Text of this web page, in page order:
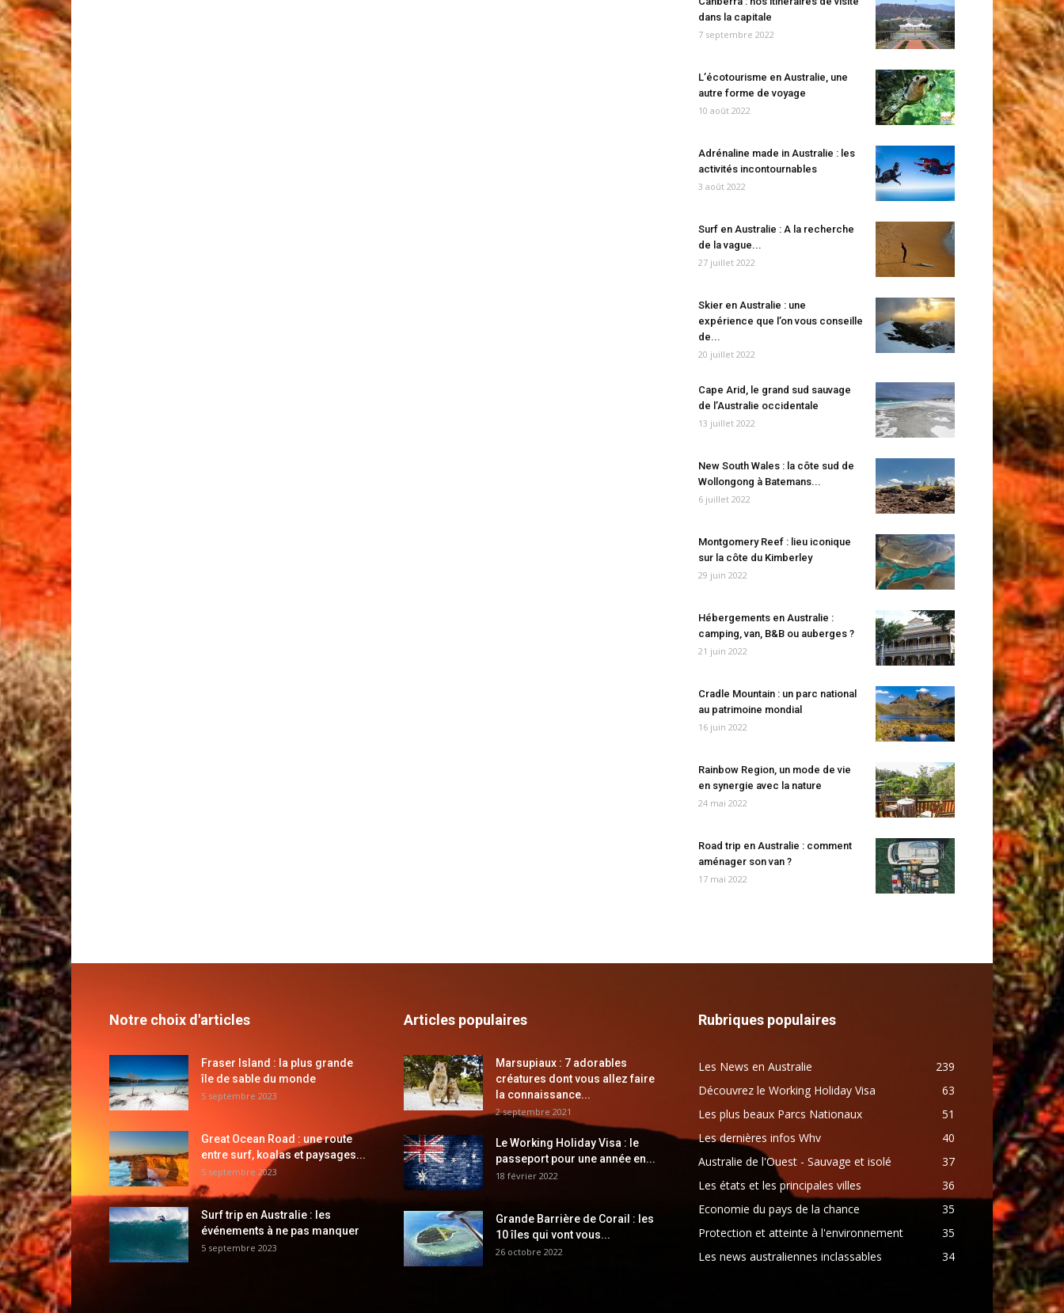
dans la capitale
7 septembre 2022
L’écotourisme en Australie, une
autre forme de voyage
10 août 2022
Adrénaline made in Australie : les
activités incontournables
3 août 2022
Surf en Australie : A la recherche
de la vague...
27 juillet 2022
Skier en Australie : une
expérience que l’on vous conseille
de...
20 juillet 2022
Cape Arid, le grand sud sauvage
de l’Australie occidentale
13 juillet 2022
New South Wales : la côte sud de
Wollongong à Batemans...
6 juillet 2022
Montgomery Reef : lieu iconique
sur la côte du Kimberley
29 juin 2022
Hébergements en Australie :
camping, van, B&B ou auberges ?
21 juin 2022
Cradle Mountain : un parc national
au patrimoine mondial
16 juin 2022
Rainbow Region, un mode de vie
en synergie avec la nature
24 mai 2022
Road trip en Australie : comment
aménager son van ?
17 mai 2022
Notre choix d'articles
Fraser Island : la plus grande
île de sable du monde
5 septembre 2023
Great Ocean Road : une route
entre surf, koalas et paysages...
5 septembre 2023
Surf trip en Australie : les
événements à ne pas manquer
5 septembre 2023
Articles populaires
Marsupiaux : 7 adorables
créatures dont vous allez faire
la connaissance...
2 septembre 2021
Le Working Holiday Visa : le
passeport pour une année en...
18 février 2022
Grande Barrière de Corail : les
10 îles qui vont vous...
26 octobre 2022
Rubriques populaires
Les News en Australie
239
Découvrez le Working Holiday Visa
63
Les plus beaux Parcs Nationaux
51
Les dernières infos Whv
40
Australie de l'Ouest - Sauvage et isolé
37
Les états et les principales villes
36
Economie du pays de la chance
35
Protection et atteinte à l'environnement
35
Les news australiennes inclassables
34